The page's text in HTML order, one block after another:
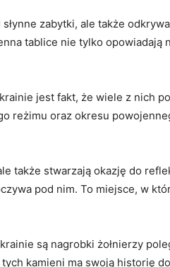
zabytki, ale‌ także
⁣tablice nie tylko ⁢opowiadają
jest ⁢fakt, że wiele‍ z nich
reżimu oraz okresu
także stwarzają okazję ‌do⁤
‌pod nim. To miejsce, w
są ‌nagrobki ‌żołnierzy
kamieni ma ⁣swoją historię